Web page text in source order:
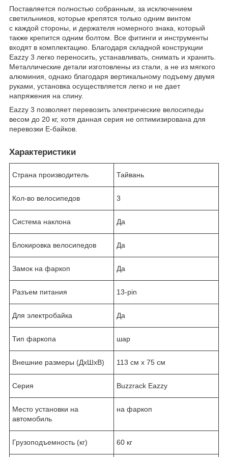
Поставляется полностью собранным, за исключением
светильников, которые крепятся только одним винтом
с каждой стороны, и держателя номерного знака, который
также крепится одним болтом. Все фитинги и инструменты
входят в комплектацию. Благодаря складной конструкции
Eazzy 3 легко переносить, устанавливать, снимать и хранить.
Металлические детали изготовлены из стали, а не из мягкого
алюминия, однако благодаря вертикальному подъему двумя
руками, установка осуществляется легко и не дает
напряжения на спину.
Eazzy 3 позволяет перевозить электрические велосипеды
весом до 20 кг, хотя данная серия не оптимизирована для
перевозки Е-байков.
Характеристики
Страна производитель Тайвань
Кол-во велосипедов 3
Система наклона Да
Блокировка велосипедов Да
Замок на фаркоп Да
Разъем питания 13-pin
Для электробайка Да
Тип фаркопа шар
Внешние размеры (ДxШxВ) 113 см х 75 см
Серия Buzzrack Eazzy
Место установки на
автомобиль
на фаркоп
Грузоподъемность (кг) 60 кг